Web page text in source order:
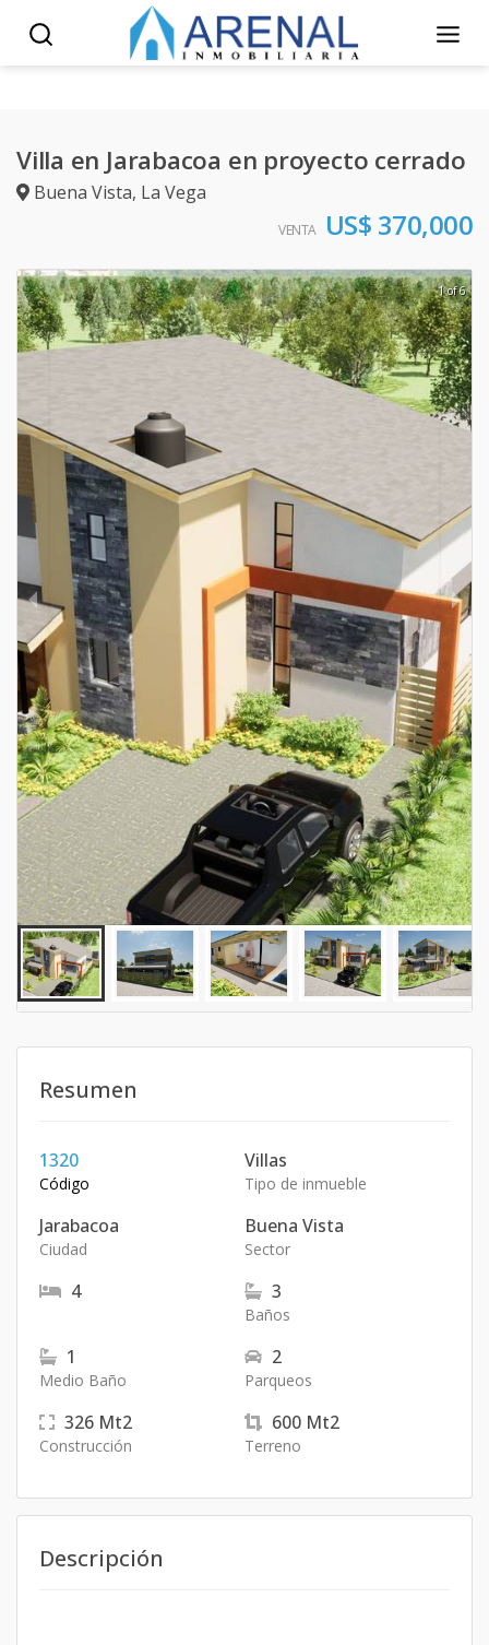
Villa en Jarabacoa en proyecto cerrado
Buena Vista, La Vega
VENTA US$ 370,000
1 of 6
Resumen
1320
Código
Villas
Tipo de inmueble
Jarabacoa
Ciudad
Buena Vista
Sector
4 3
Baños
1
Medio Baño
2
Parqueos
326 Mt2
Construcción
600 Mt2
Terreno
Descripción